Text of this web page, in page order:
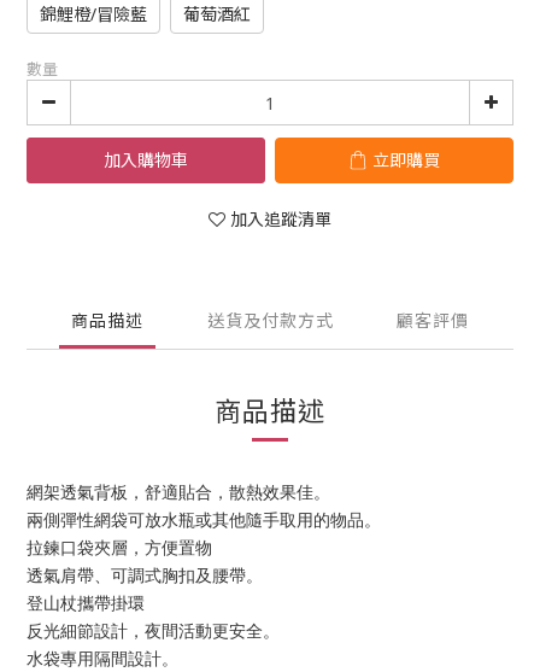
錦鯉橙/冒險藍 葡萄酒紅
數量
加入購物車 立即購買
加入追蹤清單
商品描述 送貨及付款方式 顧客評價
商品描述
網架透氣背板，舒適貼合，散熱效果佳。
兩側彈性網袋可放水瓶或其他隨手取用的物品。
拉鍊口袋夾層，方便置物
透氣肩帶、可調式胸扣及腰帶。
登山杖攜帶掛環
反光細節設計，夜間活動更安全。
水袋專用隔間設計。